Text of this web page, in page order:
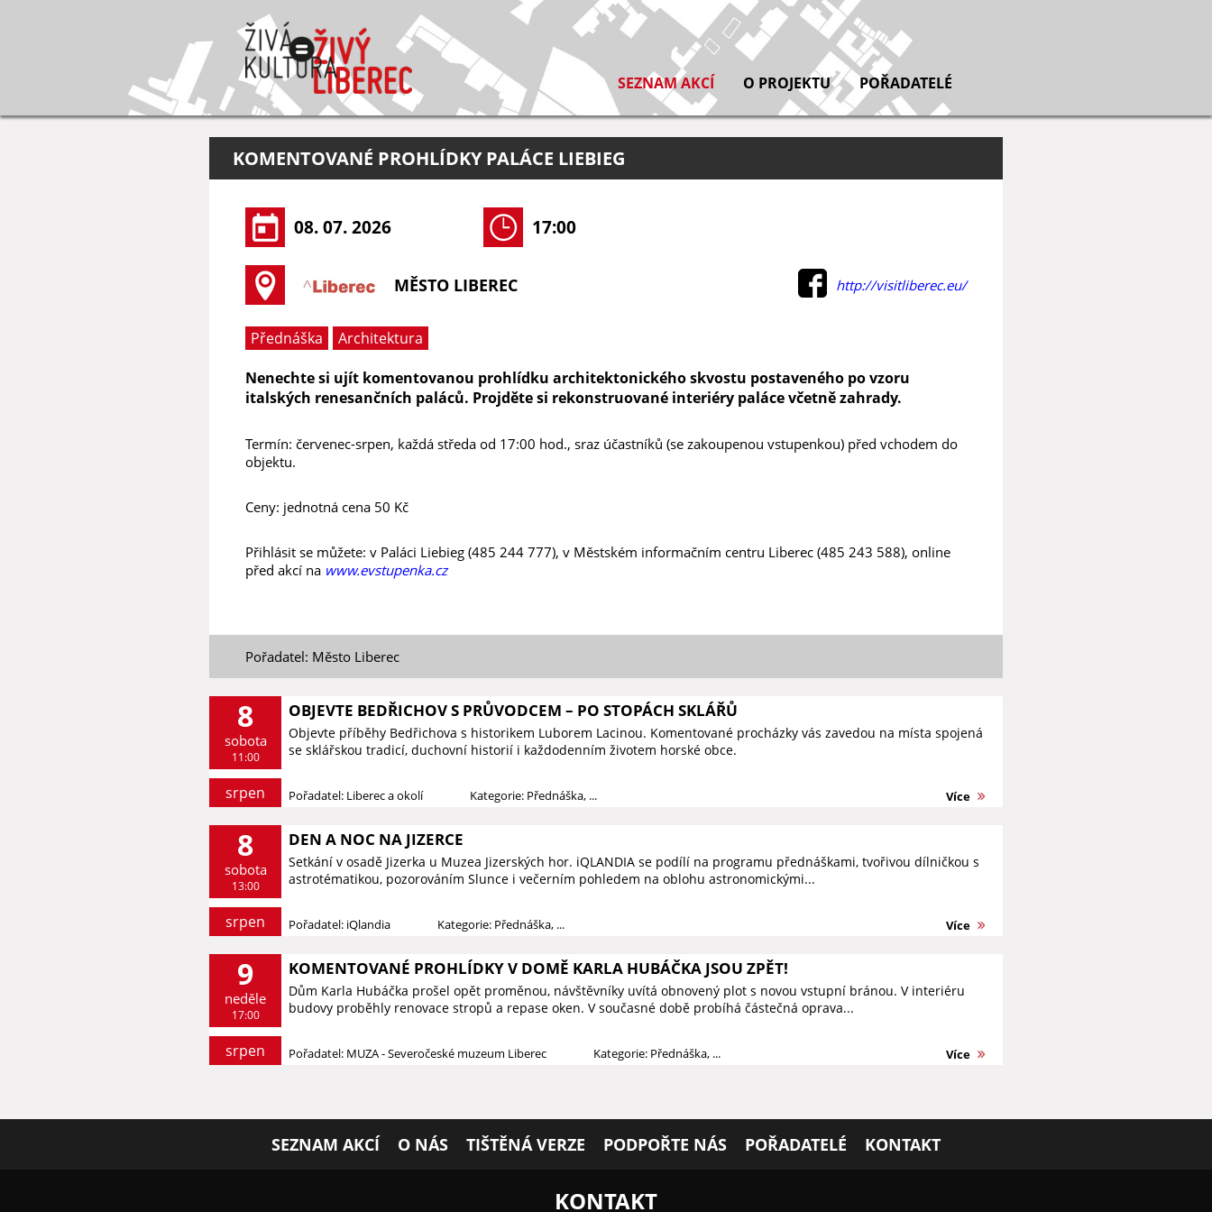
SEZNAM AKCÍ O PROJEKTU POŘADATELÉ
KOMENTOVANÉ PROHLÍDKY PALÁCE LIEBIEG
08. 07. 2026 17:00
MĚSTO LIBEREC http://visitliberec.eu/
Přednáška
Architektura
Nenechte si ujít komentovanou prohlídku architektonického skvostu postaveného po vzoru
italských renesančních paláců. Projděte si rekonstruované interiéry paláce včetně zahrady.
Termín: červenec-srpen, každá středa od 17:00 hod., sraz účastníků (se zakoupenou vstupenkou) před vchodem do
objektu.
Ceny: jednotná cena 50 Kč
Přihlásit se můžete: v Paláci Liebieg (485 244 777), v Městském informačním centru Liberec (485 243 588), online
před akcí na www.evstupenka.cz
Pořadatel: Město Liberec
8
sobota
11:00
srpen
OBJEVTE BEDŘICHOV S PRŮVODCEM – PO STOPÁCH SKLÁŘŮ
Objevte příběhy Bedřichova s historikem Luborem Lacinou. Komentované procházky vás zavedou na místa spojená
se sklářskou tradicí, duchovní historií i každodenním životem horské obce.
Pořadatel: Liberec a okolí Kategorie: Přednáška, ... Více
8
sobota
13:00
srpen
DEN A NOC NA JIZERCE
Setkání v osadě Jizerka u Muzea Jizerských hor. iQLANDIA se podílí na programu přednáškami, tvořivou dílničkou s
astrotématikou, pozorováním Slunce i večerním pohledem na oblohu astronomickými...
Pořadatel: iQlandia Kategorie: Přednáška, ... Více
9
neděle
17:00
srpen
KOMENTOVANÉ PROHLÍDKY V DOMĚ KARLA HUBÁČKA JSOU ZPĚT!
Dům Karla Hubáčka prošel opět proměnou, návštěvníky uvítá obnovený plot s novou vstupní bránou. V interiéru
budovy proběhly renovace stropů a repase oken. V současné době probíhá částečná oprava...
Pořadatel: MUZA - Severočeské muzeum Liberec Kategorie: Přednáška, ... Více
SEZNAM AKCÍ O NÁS TIŠTĚNÁ VERZE PODPOŘTE NÁS POŘADATELÉ KONTAKT
KONTAKT